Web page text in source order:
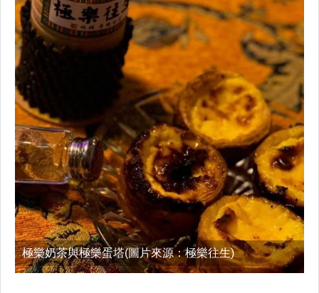
極樂奶茶與極樂蛋塔(圖片來源：極樂往生)